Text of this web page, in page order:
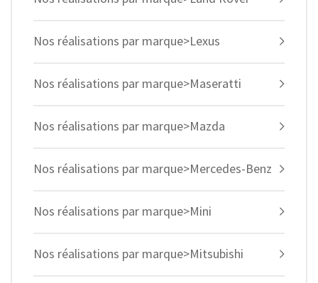
Nos réalisations par marque>Lexus
Nos réalisations par marque>Maseratti
Nos réalisations par marque>Mazda
Nos réalisations par marque>Mercedes-Benz
Nos réalisations par marque>Mini
Nos réalisations par marque>Mitsubishi